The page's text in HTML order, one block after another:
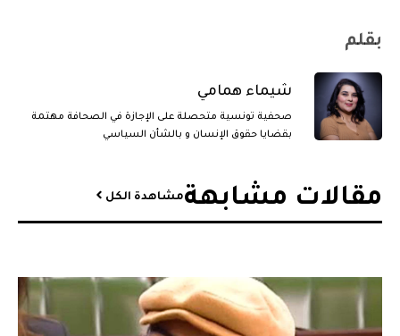
بقلم
شيماء همامي
صحفية تونسية متحصلة على الإجازة في الصحافة مهتمة
بقضايا حقوق الإنسان و بالشأن السياسي
مقالات مشابهة​مشاهدة الكل